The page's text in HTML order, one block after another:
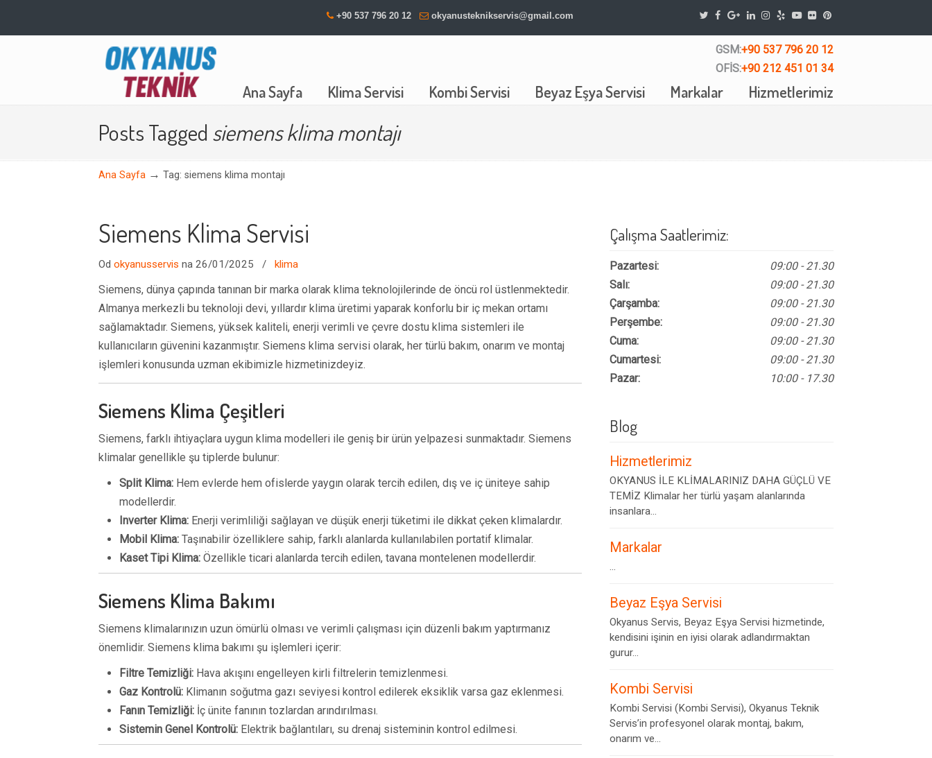
+90 537 796 20 12 okyanusteknikservis@gmail.com
GSM:+90 537 796 20 12
OFİS:+90 212 451 01 34
Ana Sayfa Klima Servisi Kombi Servisi Beyaz Eşya Servisi Markalar Hizmetlerimiz
Navigation
Posts Tagged siemens klima montajı
Ana Sayfa → Tag: siemens klima montajı
Siemens Klima Servisi
Od okyanusservis na 26/01/2025 / klima
Siemens, dünya çapında tanınan bir marka olarak klima teknolojilerinde de öncü rol üstlenmektedir.
Almanya merkezli bu teknoloji devi, yıllardır klima üretimi yaparak konforlu bir iç mekan ortamı
sağlamaktadır. Siemens, yüksek kaliteli, enerji verimli ve çevre dostu klima sistemleri ile
kullanıcıların güvenini kazanmıştır. Siemens klima servisi olarak, her türlü bakım, onarım ve montaj
işlemleri konusunda uzman ekibimizle hizmetinizdeyiz.
Siemens Klima Çeşitleri
Siemens, farklı ihtiyaçlara uygun klima modelleri ile geniş bir ürün yelpazesi sunmaktadır. Siemens
klimalar genellikle şu tiplerde bulunur:
Split Klima: Hem evlerde hem ofislerde yaygın olarak tercih edilen, dış ve iç üniteye sahip
modellerdir.
Inverter Klima: Enerji verimliliği sağlayan ve düşük enerji tüketimi ile dikkat çeken klimalardır.
Mobil Klima: Taşınabilir özelliklere sahip, farklı alanlarda kullanılabilen portatif klimalar.
Kaset Tipi Klima: Özellikle ticari alanlarda tercih edilen, tavana montelenen modellerdir.
Siemens Klima Bakımı
Siemens klimalarınızın uzun ömürlü olması ve verimli çalışması için düzenli bakım yaptırmanız
önemlidir. Siemens klima bakımı şu işlemleri içerir:
Filtre Temizliği: Hava akışını engelleyen kirli filtrelerin temizlenmesi.
Gaz Kontrolü: Klimanın soğutma gazı seviyesi kontrol edilerek eksiklik varsa gaz eklenmesi.
Fanın Temizliği: İç ünite fanının tozlardan arındırılması.
Sistemin Genel Kontrolü: Elektrik bağlantıları, su drenaj sisteminin kontrol edilmesi.
Çalışma Saatlerimiz:
Pazartesi:
Salı:
Çarşamba:
Perşembe:
Cuma:
Cumartesi:
Pazar:
09:00 - 21.30
09:00 - 21.30
09:00 - 21.30
09:00 - 21.30
09:00 - 21.30
09:00 - 21.30
10:00 - 17.30
Blog
Hizmetlerimiz
OKYANUS İLE KLİMALARINIZ DAHA GÜÇLÜ VE
TEMİZ Klimalar her türlü yaşam alanlarında
insanlara...
Markalar
...
Beyaz Eşya Servisi
Okyanus Servis, Beyaz Eşya Servisi hizmetinde,
kendisini işinin en iyisi olarak adlandırmaktan
gurur...
Kombi Servisi
Kombi Servisi (Kombi Servisi), Okyanus Teknik
Servis’in profesyonel olarak montaj, bakım,
onarım ve...